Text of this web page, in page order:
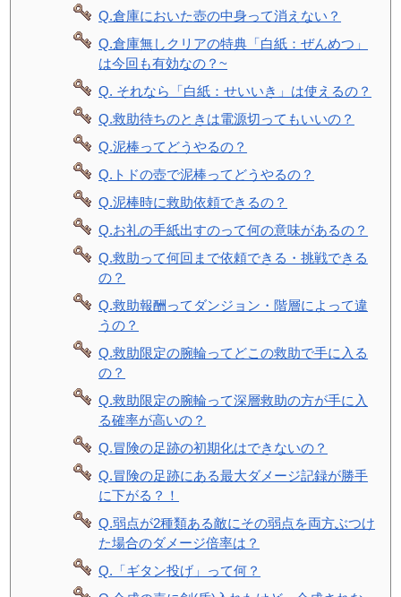
Q.倉庫においた壺の中身って消えない？
Q.倉庫無しクリアの特典「白紙：ぜんめつ」
は今回も有効なの？~
Q. それなら「白紙：せいいき」は使えるの？
Q.救助待ちのときは電源切ってもいいの？
Q.泥棒ってどうやるの？
Q.トドの壺で泥棒ってどうやるの？
Q.泥棒時に救助依頼できるの？
Q.お礼の手紙出すのって何の意味があるの？
Q.救助って何回まで依頼できる・挑戦できる
の？
Q.救助報酬ってダンジョン・階層によって違
うの？
Q.救助限定の腕輪ってどこの救助で手に入る
の？
Q.救助限定の腕輪って深層救助の方が手に入
る確率が高いの？
Q.冒険の足跡の初期化はできないの？
Q.冒険の足跡にある最大ダメージ記録が勝手
に下がる？！
Q.弱点が2種類ある敵にその弱点を両方ぶつけ
た場合のダメージ倍率は？
Q.「ギタン投げ」って何？